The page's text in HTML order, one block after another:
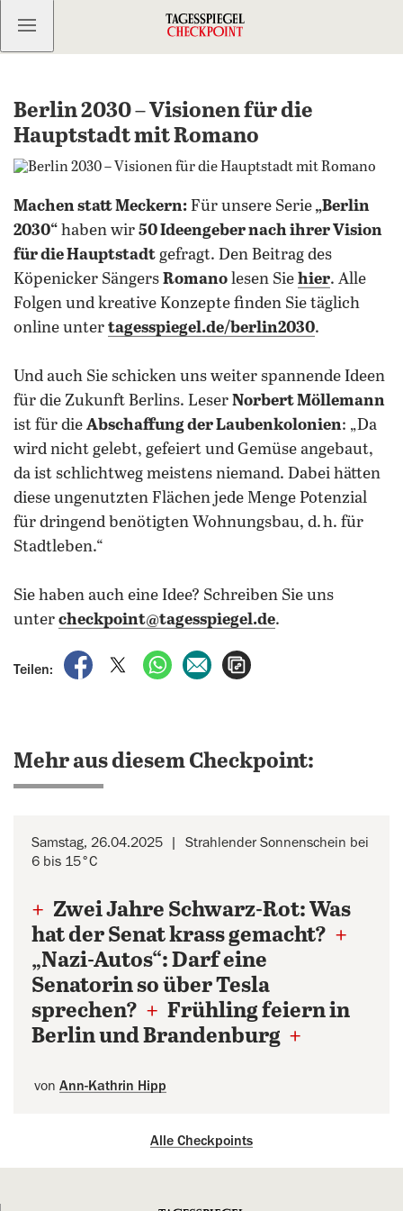
Kostenlos anmelden
Berlin 2030 – Visionen für die
Hauptstadt mit Romano
Machen statt Meckern: Für unsere Serie „Berlin
2030“ haben wir 50 Ideengeber nach ihrer Vision
für die Hauptstadt gefragt. Den Beitrag des
Köpenicker Sängers Romano lesen Sie hier. Alle
Folgen und kreative Konzepte finden Sie täglich
online unter tagesspiegel.de/berlin2030.
Und auch Sie schicken uns weiter spannende Ideen
für die Zukunft Berlins. Leser Norbert Möllemann
ist für die Abschaffung der Laubenkolonien: „Da
wird nicht gelebt, gefeiert und Gemüse angebaut,
da ist schlichtweg meistens niemand. Dabei hätten
diese ungenutzten Flächen jede Menge Potenzial
für dringend benötigten Wohnungsbau, d. h. für
Stadtleben.“
Sie haben auch eine Idee? Schreiben Sie uns
unter checkpoint@tagesspiegel.de.
Teilen:
auf Facebook teilen
auf X teilenper WhatsApp teilen
per E-Mail teilen
Mehr aus diesem Checkpoint:
Samstag, 26.04.2025
Strahlender Sonnenschein bei
6 bis 15°C
+ Zwei Jahre Schwarz-Rot: Was
hat der Senat krass gemacht? +
„Nazi-Autos“: Darf eine
Senatorin so über Tesla
sprechen? + Frühling feiern in
Berlin und Brandenburg +
von Ann-Kathrin Hipp
Alle Checkpoints